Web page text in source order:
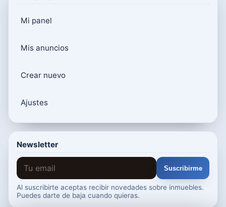
Mi panel
Mis anuncios
Crear nuevo
Ajustes
Newsletter
Suscribirme
Al suscribirte aceptas recibir novedades sobre inmuebles.
Puedes darte de baja cuando quieras.